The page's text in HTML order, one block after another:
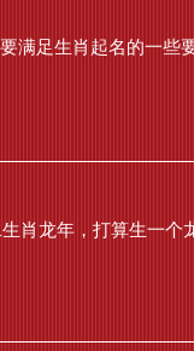
满足生肖起名的一些
肖龙年，打算生一个